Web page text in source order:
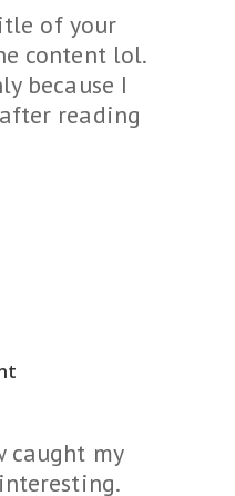
of your
content lol.
because I
reading
caught my